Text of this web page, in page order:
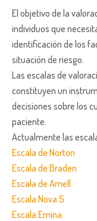
El objetivo de la
individuos que
identificación de los
situación de riesgo.
Las escalas de
constituyen un
decisiones sobre los
paciente.
Actualmente las
Escala de Norton
Escala de Braden
Escala de Arnell
Escala Nova 5
Escala Emina